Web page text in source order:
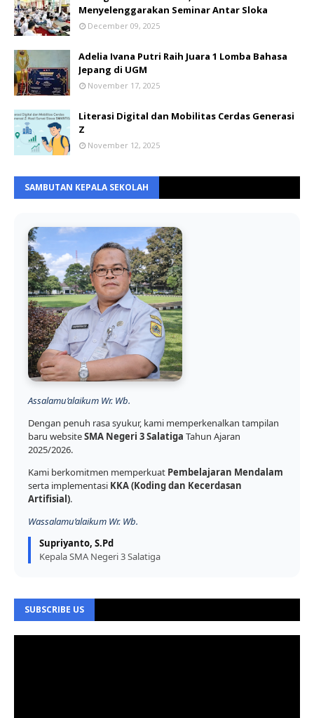
Menyelenggarakan Seminar Antar Sloka
December 09, 2025
Adelia Ivana Putri Raih Juara 1 Lomba Bahasa
Jepang di UGM
November 17, 2025
Literasi Digital dan Mobilitas Cerdas Generasi
Z
November 12, 2025
SAMBUTAN KEPALA SEKOLAH
Assalamu’alaikum Wr. Wb.
Dengan penuh rasa syukur, kami memperkenalkan tampilan
baru websiteSMA Negeri 3 Salatiga Tahun Ajaran
2025/2026.
Kami berkomitmen memperkuat Pembelajaran Mendalam
serta implementasi KKA (Koding dan Kecerdasan
Artifisial).
Wassalamu’alaikum Wr. Wb.
Supriyanto, S.Pd
Kepala SMA Negeri 3 Salatiga
SUBSCRIBE US